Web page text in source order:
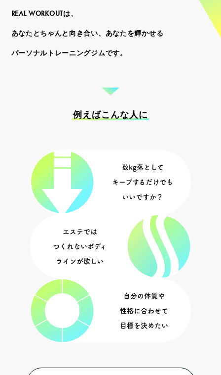
REAL WORKOUTは、
あなたとちゃんと向き合い、あなたを輝かせる
パーソナルトレーニングジムです。
例えばこんな人に
数kg落として
キープするだけでも
いいですか？
エステでは
つくれないボディ
ラインが欲しい
自分の体質や
性格に合わせて
目標を決めたい